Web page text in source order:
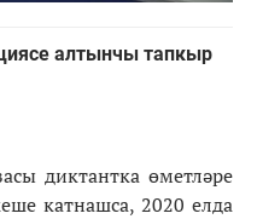
алтынчы тапкыр
диктантка өметләре
катнашса, 2020 елда